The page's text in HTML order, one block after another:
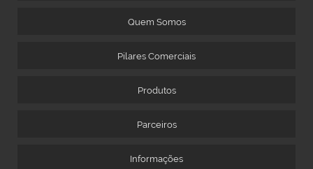
Quem Somos
Pilares Comerciais
Produtos
Parceiros
Informações